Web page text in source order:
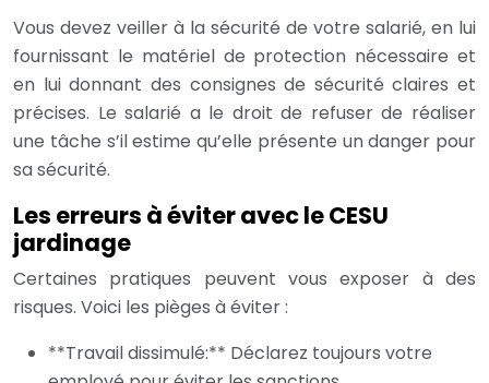
Vous devez veiller à la sécurité de votre salarié, en lui
fournissant le matériel de protection nécessaire et
en lui donnant des consignes de sécurité claires et
précises. Le salarié a le droit de refuser de réaliser
une tâche s’il estime qu’elle présente un danger pour
sa sécurité.
Les erreurs à éviter avec le CESU
jardinage
Certaines pratiques peuvent vous exposer à des
risques. Voici les pièges à éviter :
**Travail dissimulé:** Déclarez toujours votre